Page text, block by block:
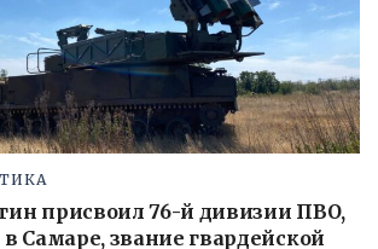
присвоил 76-й дивизии ПВО,
Самаре, звание гвардейской